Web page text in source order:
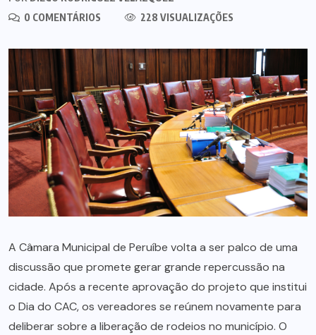
0 COMENTÁRIOS
228 VISUALIZAÇÕES
A Câmara Municipal de Peruíbe volta a ser palco de uma
discussão que promete gerar grande repercussão na
cidade. Após a recente aprovação do projeto que institui
o Dia do CAC, os vereadores se reúnem novamente para
deliberar sobre a liberação de rodeios no município. O